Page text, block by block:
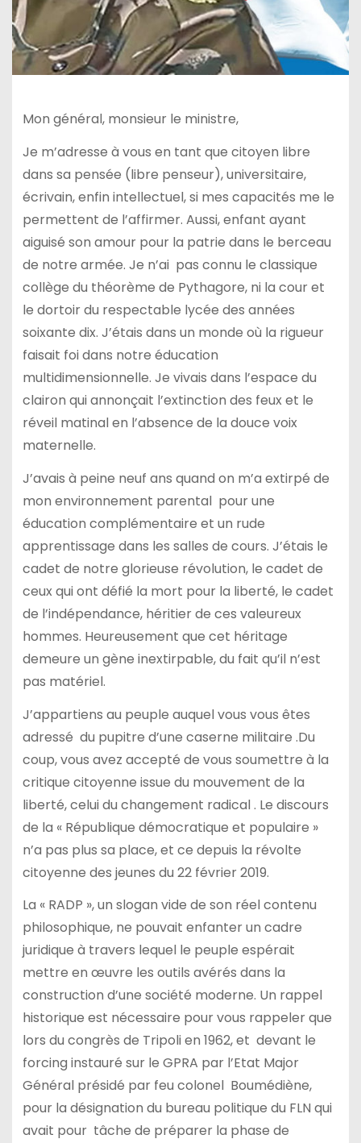
Mon général, monsieur le ministre,
Je m’adresse à vous en tant que citoyen libre
dans sa pensée (libre penseur), universitaire,
écrivain, enfin intellectuel, si mes capacités me le
permettent de l’affirmer. Aussi, enfant ayant
aiguisé son amour pour la patrie dans le berceau
de notre armée. Je n’ai pas connu le classique
collège du théorème de Pythagore, ni la cour et
le dortoir du respectable lycée des années
soixante dix. J’étais dans un monde où la rigueur
faisait foi dans notre éducation
multidimensionnelle. Je vivais dans l’espace du
clairon qui annonçait l’extinction des feux et le
réveil matinal en l’absence de la douce voix
maternelle.
J’avais à peine neuf ans quand on m’a extirpé de
mon environnement parental pour une
éducation complémentaire et un rude
apprentissage dans les salles de cours. J’étais le
cadet de notre glorieuse révolution, le cadet de
ceux qui ont défié la mort pour la liberté, le cadet
de l’indépendance, héritier de ces valeureux
hommes. Heureusement que cet héritage
demeure un gène inextirpable, du fait qu’il n’est
pas matériel.
J’appartiens au peuple auquel vous vous êtes
adressé du pupitre d’une caserne militaire .Du
coup, vous avez accepté de vous soumettre à la
critique citoyenne issue du mouvement de la
liberté, celui du changement radical . Le discours
de la « République démocratique et populaire »
n’a pas plus sa place, et ce depuis la révolte
citoyenne des jeunes du 22 février 2019.
La « RADP », un slogan vide de son réel contenu
philosophique, ne pouvait enfanter un cadre
juridique à travers lequel le peuple espérait
mettre en œuvre les outils avérés dans la
construction d’une société moderne. Un rappel
historique est nécessaire pour vous rappeler que
lors du congrès de Tripoli en 1962, et devant le
forcing instauré sur le GPRA par l’Etat Major
Général présidé par feu colonel Boumédiène,
pour la désignation du bureau politique du FLN qui
avait pour tâche de préparer la phase de